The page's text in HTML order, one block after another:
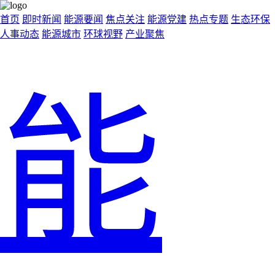
首页 即时新闻 能源要闻 焦点关注 能源党建 热点专题 生态环保
人事动态 能源城市 环球视野 产业聚焦
能